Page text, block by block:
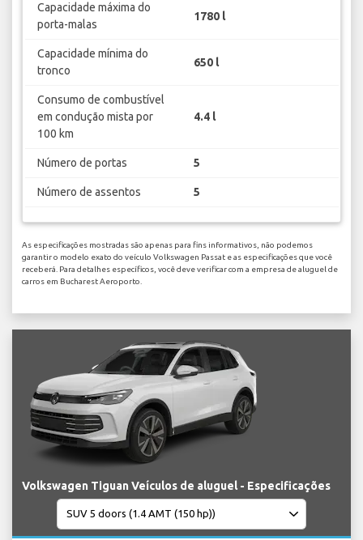
Capacidade máxima do
porta-malas
1780 l
Capacidade mínima do
tronco
650 l
Consumo de combustível
em condução mista por
100 km
4.4 l
Número de portas 5
Número de assentos 5
As especificações mostradas são apenas para fins informativos, não podemos
garantir o modelo exato do veículo Volkswagen Passat e as especificações que você
receberá. Para detalhes específicos, você deve verificar com a empresa de aluguel de
carros em Bucharest Aeroporto.
Volkswagen Tiguan Veículos de aluguel - Especificações